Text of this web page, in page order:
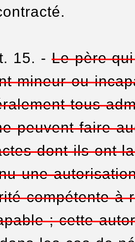
15. -Le père
mineur ou
tous
peuvent faire
dont ils ont
une
compétente à
; cette